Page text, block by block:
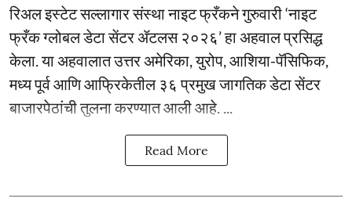
रिअल इस्टेट सल्लागार संस्था नाइट फ्रँकने गुरुवारी ‘नाइट
फ्रँक ग्लोबल डेटा सेंटर ॲटलस २०२६’ हा अहवाल प्रसिद्ध
केला. या अहवालात उत्तर अमेरिका, युरोप, आशिया-पॅसिफिक,
मध्य पूर्व आणि आफ्रिकेतील ३६ प्रमुख जागतिक डेटा सेंटर
बाजारपेठांची तुलना करण्यात आली आहे. ...
Read More